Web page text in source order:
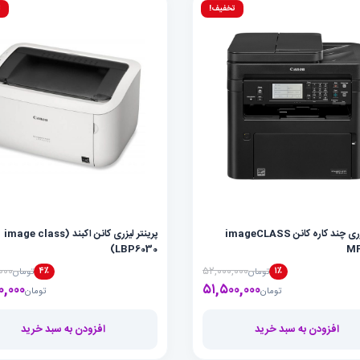
تخفیف!
پرینتر لیزری چند کاره کانن imageCLASS
۱٪ تومان۵۲,۰۰۰,۰۰۰
قیمت اصلی تومان۵۲,۰۰۰,۰۰۰ بود. تومان۵۱,۵۰۰,۰۰۰قیمت فعلی تومان۵۱,۵۰۰,۰۰۰ است.
افزودن به سبد خرید
پرینتر لیزری کانن اکبند (image class
(LBP6030
۴٪ تومان
تومان
افزودن به سبد خرید